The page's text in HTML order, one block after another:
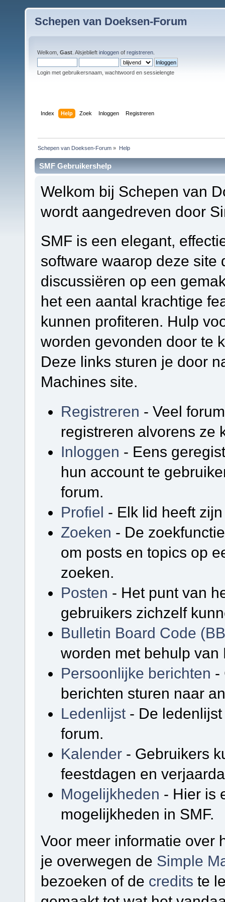
Schepen van Doeksen-Forum
Welkom, Gast . Alsjeblieft inloggen of registreren
Login met gebruikersnaam, wachtwoord en sessielengte
Index Help Zoek Inloggen Registreren
Schepen van Doeksen-Forum » Help
SMF Gebruikershelp
Welkom bij Schepen van
wordt aangedreven door
SMF is een elegant,
software waarop deze site
discussiëren op een
het een aantal krachtige
kunnen profiteren. Hulp
worden gevonden door te
Deze links sturen je door
Machines site.
Registreren - Veel
registreren alvorens ze
Inloggen - Eens
hun account te
forum.
Profiel - Elk lid heeft
Zoeken - De
om posts en topics op
zoeken.
Posten - Het punt van
gebruikers zichzelf
Bulletin Board Code
worden met behulp
Persoonlijke berichten -
berichten sturen naar
Ledenlijst - De
forum.
Kalender - Gebruikers
feestdagen en
Mogelijkheden - Hier is
mogelijkheden in SMF.
Voor meer informatie over
je overwegen de Simple
bezoeken of de credits te